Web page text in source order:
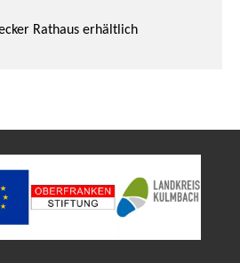
Rathaus erhältlich